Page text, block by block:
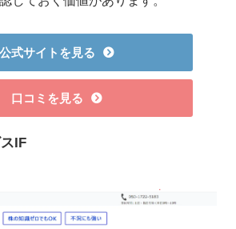
公式サイトを見る
口コミを見る
IF